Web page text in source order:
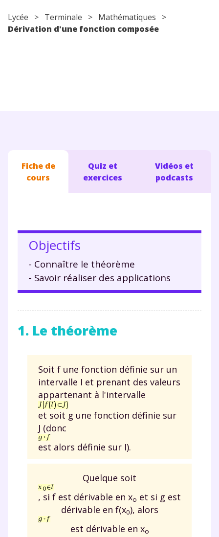
Lycée > Terminale > Mathématiques >
Dérivation d'une fonction composée
Fiche de
cours
Quiz et
exercices
Vidéos et
podcasts
Objectifs
- Connaître le théorème
- Savoir réaliser des applications
1. Le théorème
Soit f une fonction définie sur un
intervalle I et prenant des valeurs
appartenant à l'intervalle
et soit g une fonction définie sur
J (donc
est alors définie sur I).
Quelque soit
, si f est dérivable en xo et si g est
dérivable en f(x0), alors
est dérivable en xo